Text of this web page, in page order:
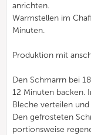
anrichten.
Warmstellen im
Minuten.
Produktion mit
Den Schmarrn bei
12 Minuten backen.
Bleche verteilen
Den gefrosteten
portionsweise